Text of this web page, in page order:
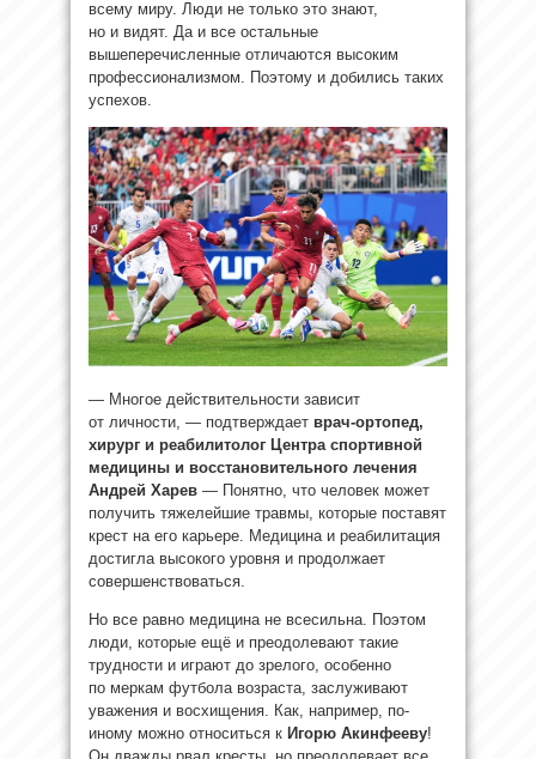
всему миру. Люди не только это знают,
но и видят. Да и все остальные
вышеперечисленные отличаются высоким
профессионализмом. Поэтому и добились таких
успехов.
— Многое действительности зависит
от личности, — подтверждает врач-ортопед,
хирург и реабилитолог Центра спортивной
медицины и восстановительного лечения
Андрей Харев — Понятно, что человек может
получить тяжелейшие травмы, которые поставят
крест на его карьере. Медицина и реабилитация
достигла высокого уровня и продолжает
совершенствоваться.
Но все равно медицина не всесильна. Поэтом
люди, которые ещё и преодолевают такие
трудности и играют до зрелого, особенно
по меркам футбола возраста, заслуживают
уважения и восхищения. Как, например, по-
иному можно относиться к Игорю Акинфееву!
Он дважды рвал кресты, но преодолевает все